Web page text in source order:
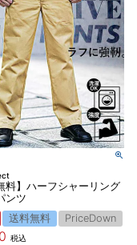
料】ハーフシャーリング
ンツ
送料無料 PriceDown
税込